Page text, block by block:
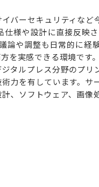
バーセキュリティな
様や設計に直接反映
や調整も日常的に経
を実感できる環境です。
タルプレス分野のプ
力を有しています。
、ソフトウェア、画